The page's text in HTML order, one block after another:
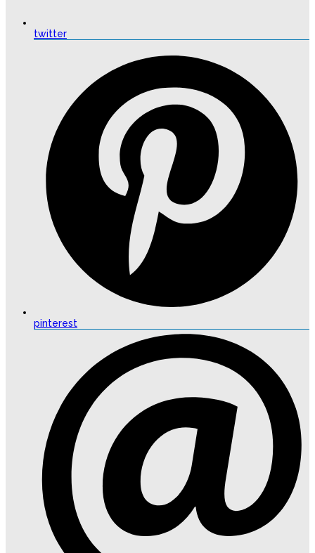
twitter
pinterest